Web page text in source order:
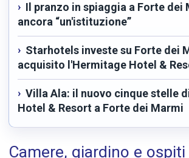
Il pranzo in spiaggia a Forte dei
ancora “un'istituzione”
Starhotels investe su Forte dei
acquisito l'Hermitage Hotel &
Villa Ala: il nuovo cinque stelle
Hotel & Resort a Forte dei Marmi
Camere, giardino e ospiti